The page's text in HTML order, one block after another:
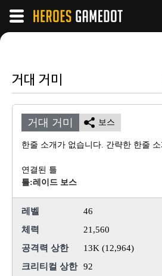
거대 거미
거대 거미 보스
한줄 소개가 없습니다. 간략한 한줄
연결된 틀
틀:레이드 보스
레벨
46
체력
21,560
공격력 상한
13K (12,964)
크리티컬 상한
92